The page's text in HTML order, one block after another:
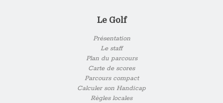
Le Golf
Présentation
Le staff
Plan du parcours
Carte de scores
Parcours compact
Calculer son Handicap
Règles locales